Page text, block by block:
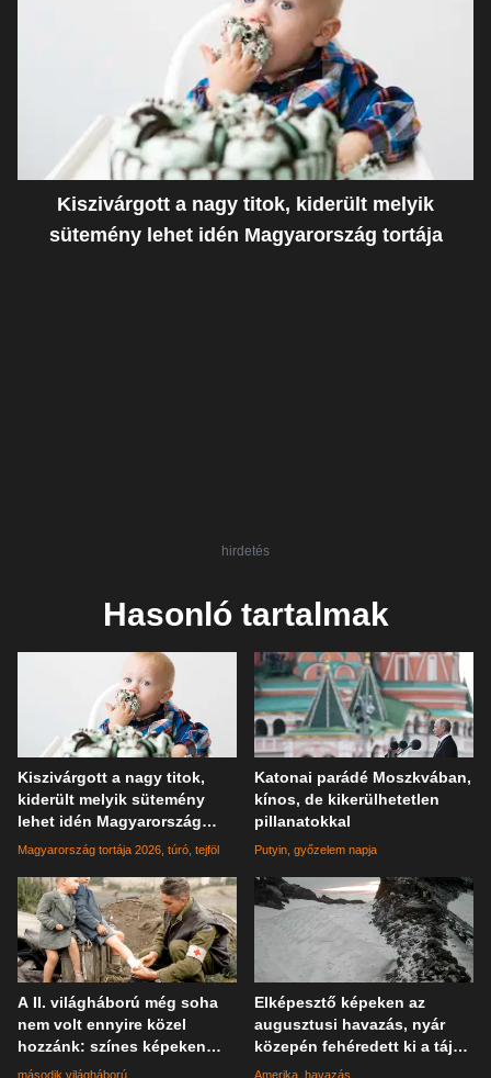
Kiszivárgott a nagy titok, kiderült melyik
sütemény lehet idén Magyarország tortája
hirdetés
Hasonló tartalmak
Kiszivárgott a nagy titok,
kiderült melyik sütemény
lehet idén Magyarország
tortája
Magyarország tortája 2026 túró tejföl
Katonai parádé Moszkvában,
kínos, de kikerülhetetlen
pillanatokkal
Putyin győzelem napja
A II. világháború még soha
nem volt ennyire közel
hozzánk: színes képeken
elevenednek meg a katonák
második világháború
Elképesztő képeken az
augusztusi havazás, nyár
közepén fehéredett ki a táj
Kaliforniában
Amerika havazás